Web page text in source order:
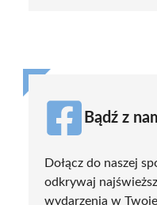
Bądź z
Dołącz do naszej
odkrywaj
wydarzenia w